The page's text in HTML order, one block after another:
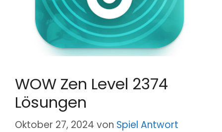
WOW Zen Level 2374
Lösungen
Oktober 27, 2024 von Spiel Antwort